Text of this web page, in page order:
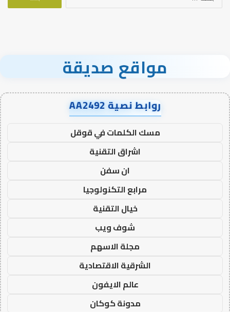
مواقع صديقة
روابط نصية AA2492
مسك الكلمات في قوقل
اشراق التقنية
ان سفن
مرابع التكنولوجيا
خيال التقنية
شوف ويب
مجلة الاسهم
الشرقية الاقتصادية
عالم الايفون
مدونة كوكان